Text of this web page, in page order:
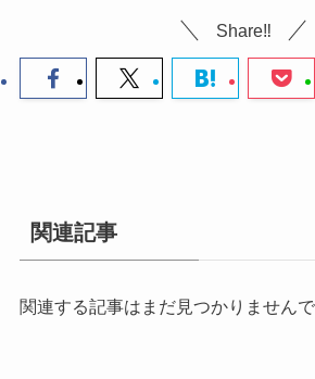
Share‼
関連記事
関連する記事はまだ見つかりませんで